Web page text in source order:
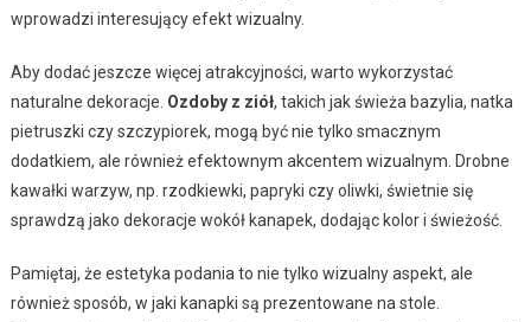
wprowadzi interesujący efekt wizualny.
Aby dodać jeszcze więcej atrakcyjności, warto wykorzystać
naturalne dekoracje. Ozdoby z ziół, takich jak świeża bazylia, natka
pietruszki czy szczypiorek, mogą być nie tylko smacznym
dodatkiem, ale również efektownym akcentem wizualnym. Drobne
kawałki warzyw, np. rzodkiewki, papryki czy oliwki, świetnie się
sprawdzą jako dekoracje wokół kanapek, dodając kolor i świeżość.
Pamiętaj, że estetyka podania to nie tylko wizualny aspekt, ale
również sposób, w jaki kanapki są prezentowane na stole.